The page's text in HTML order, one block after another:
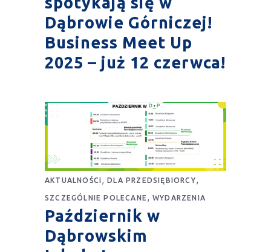
Dąbrowie Górniczej!
Business Meet Up
2025 – już 12 czerwca!
AKTUALNOŚCI ,DLA PRZEDSIĘBIORCY
SZCZEGÓLNIE POLECANE WYDARZENIA
Październik w
Dąbrowskim